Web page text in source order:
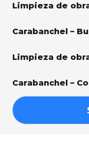
Limpieza de
Carabanchel –
Limpieza de
Carabanchel –